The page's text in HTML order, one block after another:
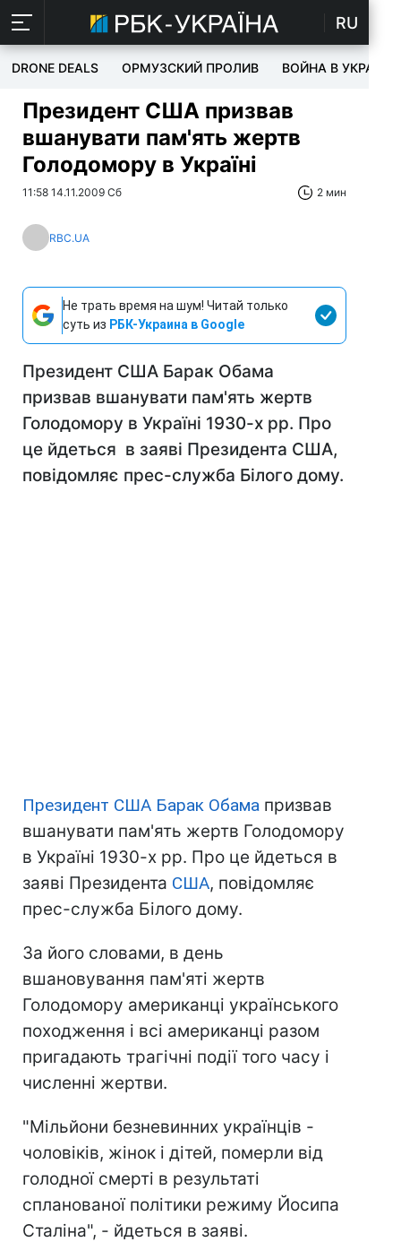
RU
DRONE DEALS ОРМУЗСКИЙ ПРОЛИВ ВОЙНА В УКРАИНЕ
Президент США призвав
вшанувати пам'ять жертв
Голодомору в Україні
11:58 14.11.2009 Сб 2 мин
RBC.UA
Не трать время на шум! Читай только
суть из РБК-Украина в Google
Президент США Барак Обама
призвав вшанувати пам'ять жертв
Голодомору в Україні 1930-х рр. Про
це йдеться в заяві Президента США,
повідомляє прес-служба Білого дому.
Президент США Барак Обама призвав
вшанувати пам'ять жертв Голодомору
в Україні 1930-х рр. Про це йдеться в
заяві Президента США, повідомляє
прес-служба Білого дому.
За його словами, в день
вшановування пам'яті жертв
Голодомору американці українського
походження і всі американці разом
пригадають трагічні події того часу і
численні жертви.
"Мільйони безневинних українців -
чоловіків, жінок і дітей, померли від
голодної смерті в результаті
спланованої політики режиму Йосипа
Сталіна", - йдеться в заяві.